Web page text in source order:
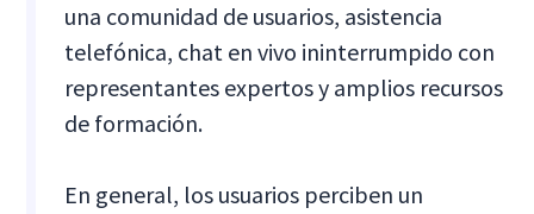
una comunidad de usuarios, asistencia
telefónica, chat en vivo ininterrumpido con
representantes expertos y amplios recursos
de formación.
En general, los usuarios perciben un